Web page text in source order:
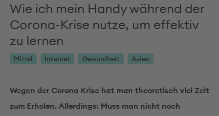
Wie ich mein Handy während der
Corona-Krise nutze, um effektiv
zu lernen
Mittel Internet Gesundheit Asien
Wegen der Corona Krise hat man theoretisch viel Zeit
zum Erholen. Allerdings: Muss man nicht noch